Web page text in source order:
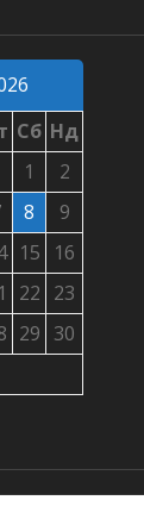
Сб Нд
1
2
8
9
15
16
22 23
29 30